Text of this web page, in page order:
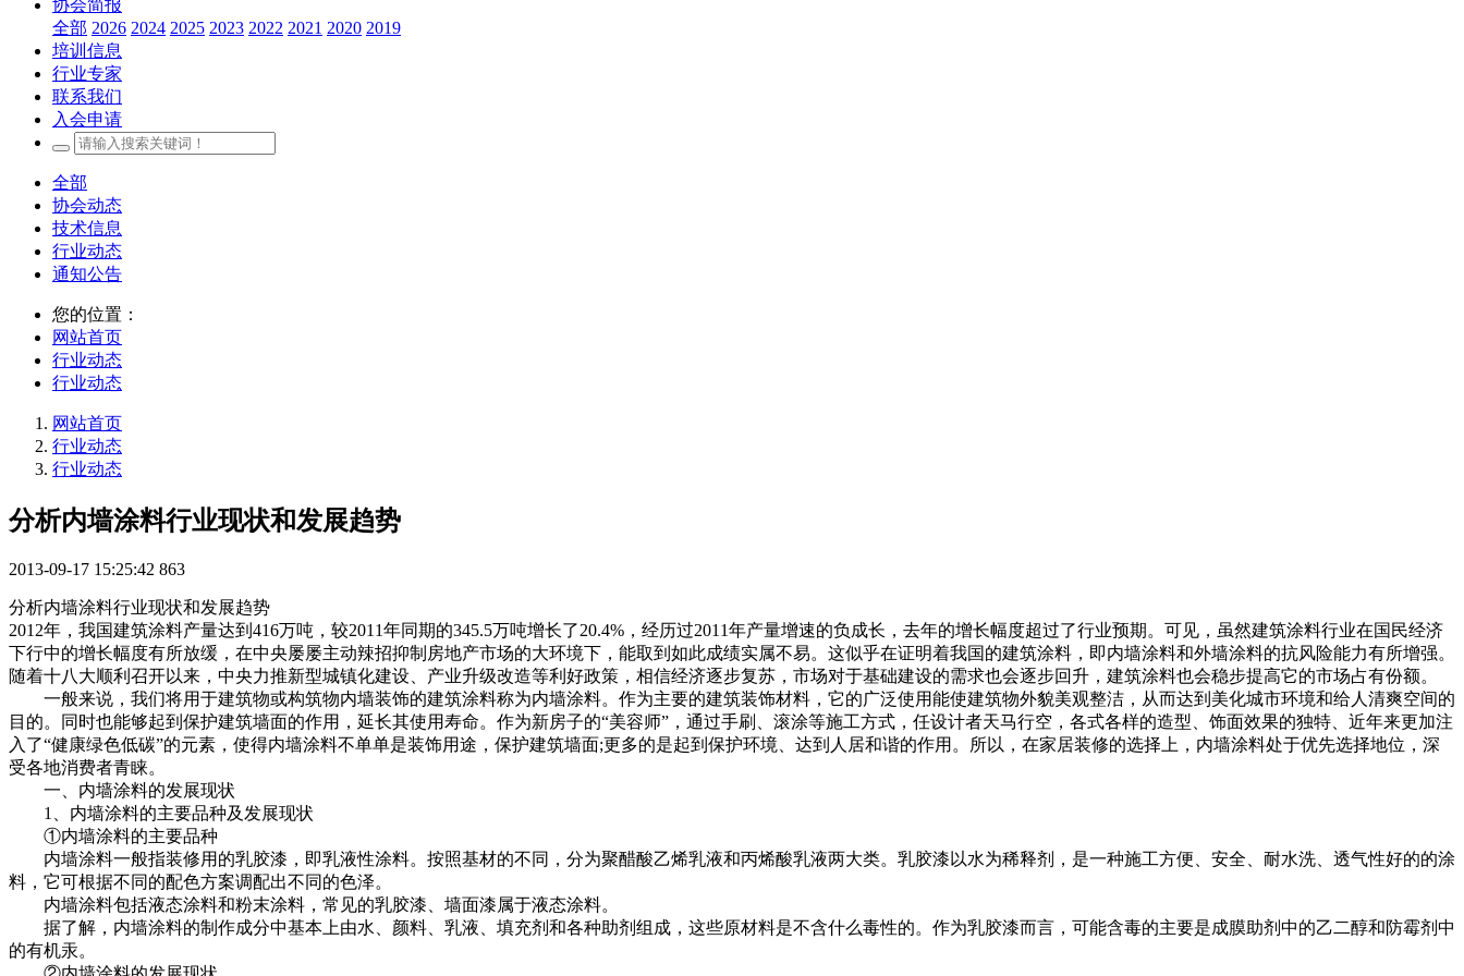
协会简报
全部 2026 2024 2025 2023 2022 2021 2020 2019
培训信息
行业专家
联系我们
入会申请
全部
协会动态
技术信息
行业动态
通知公告
您的位置：
网站首页
行业动态
行业动态
网站首页
行业动态
行业动态
分析内墙涂料行业现状和发展趋势
2013-09-17 15:25:42 863
分析内墙涂料行业现状和发展趋势
2012年，我国建筑涂料产量达到416万吨，较2011年同期的345.5万吨增长了20.4%，经历过2011年产量增速的负成长，去年的增长幅度超过了行业预期。可见，虽然建筑涂料行业在国民经济
下行中的增长幅度有所放缓，在中央屡屡主动辣招抑制房地产市场的大环境下，能取到如此成绩实属不易。这似乎在证明着我国的建筑涂料，即内墙涂料和外墙涂料的抗风险能力有所增强。
随着十八大顺利召开以来，中央力推新型城镇化建设、产业升级改造等利好政策，相信经济逐步复苏，市场对于基础建设的需求也会逐步回升，建筑涂料也会稳步提高它的市场占有份额。
一般来说，我们将用于建筑物或构筑物内墙装饰的建筑涂料称为内墙涂料。作为主要的建筑装饰材料，它的广泛使用能使建筑物外貌美观整洁，从而达到美化城市环境和给人清爽空间的
目的。同时也能够起到保护建筑墙面的作用，延长其使用寿命。作为新房子的“美容师”，通过手刷、滚涂等施工方式，任设计者天马行空，各式各样的造型、饰面效果的独特、近年来更加注
入了“健康绿色低碳”的元素，使得内墙涂料不单单是装饰用途，保护建筑墙面;更多的是起到保护环境、达到人居和谐的作用。所以，在家居装修的选择上，内墙涂料处于优先选择地位，深
受各地消费者青睐。
一、内墙涂料的发展现状
1、内墙涂料的主要品种及发展现状
①内墙涂料的主要品种
内墙涂料一般指装修用的乳胶漆，即乳液性涂料。按照基材的不同，分为聚醋酸乙烯乳液和丙烯酸乳液两大类。乳胶漆以水为稀释剂，是一种施工方便、安全、耐水洗、透气性好的的涂
料，它可根据不同的配色方案调配出不同的色泽。
内墙涂料包括液态涂料和粉末涂料，常见的乳胶漆、墙面漆属于液态涂料。
据了解，内墙涂料的制作成分中基本上由水、颜料、乳液、填充剂和各种助剂组成，这些原材料是不含什么毒性的。作为乳胶漆而言，可能含毒的主要是成膜助剂中的乙二醇和防霉剂中
的有机汞。